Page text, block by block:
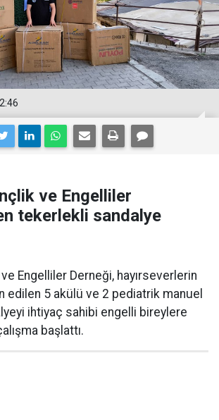
ve Engelliler
tekerlekli sandalye
Engelliler Derneği, hayırseverlerin
edilen 5 akülü ve 2 pediatrik manuel
ihtiyaç sahibi engelli bireylere
başlattı.